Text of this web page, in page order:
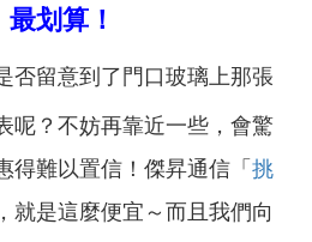
划算！
否留意到了門口玻璃上那張
呢？不妨再靠近一些，會驚
得難以置信！傑昇通信「 挑
就是這麼便宜～而且我們向